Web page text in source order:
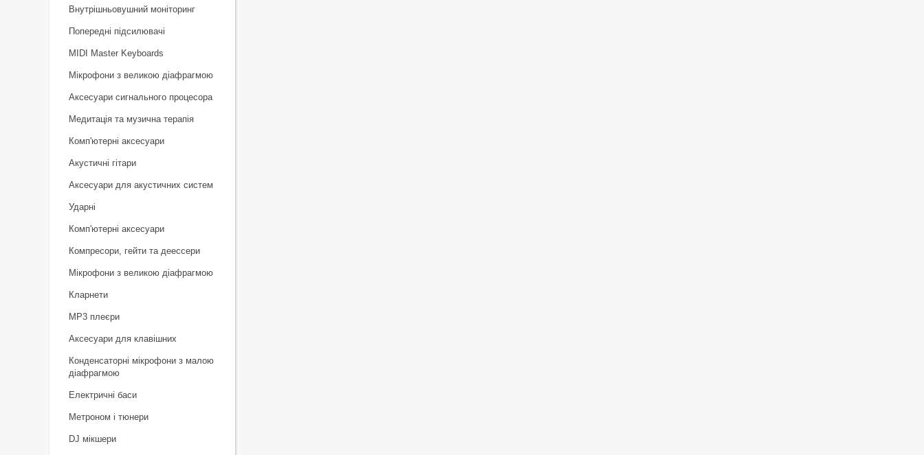
Внутрішньовушний моніторинг
Попередні підсилювачі
MIDI Master Keyboards
Мікрофони з великою діафрагмою
Аксесуари сигнального процесора
Медитація та музична терапія
Комп'ютерні аксесуари
Акустичні гітари
Аксесуари для акустичних систем
Ударні
Комп'ютерні аксесуари
Компресори, гейти та деессери
Мікрофони з великою діафрагмою
Кларнети
MP3 плеєри
Аксесуари для клавішних
Конденсаторні мікрофони з малою
діафрагмою
Електричні баси
Метроном і тюнери
DJ мікшери